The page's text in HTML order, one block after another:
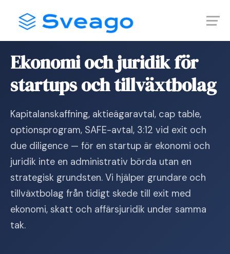
content
Ekonomi och juridik för
startups och tillväxtbolag
Kapitalanskaffning, aktieägaravtal, cap table,
optionsprogram, SAFE-avtal, 3:12 vid exit och
due diligence — för en startup är ekonomi och
juridik inte en administrativ börda utan en
strategisk grundsten. Vi hjälper grundare och
tillväxtbolag från tidigt skede till exit med
ekonomi, skatt och affärsjuridik under samma
tak.